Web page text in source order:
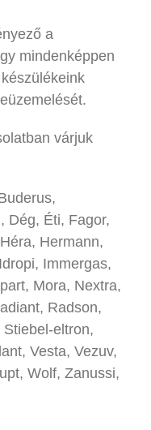
a
mindenképpen
várjuk
Dég, Éti, Fagor,
Hermann,
Immergas,
Mora, Nextra,
Radson,
eltron,
Vesta, Vezuv,
Wolf, Zanussi,